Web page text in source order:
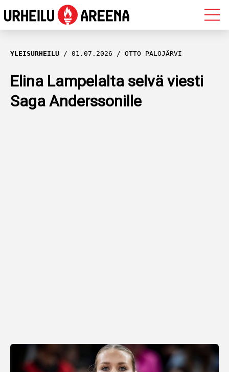
OLYMPIALAISET
MAASTOHIIHTO
AMPUMAHIIHTO
YLEISURHEILU 01.07.2026 OTTO PALOJÄRVI
Elina Lampelalta selvä viesti
Saga Anderssonille